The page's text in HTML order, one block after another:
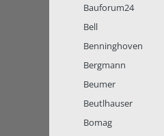
Bauforum24
Bell
Benninghoven
Bergmann
Beumer
Beutlhauser
Bomag